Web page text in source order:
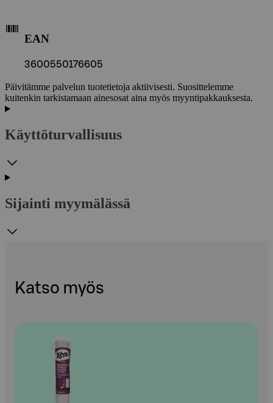
EAN
3600550176605
Päivitämme palvelun tuotetietoja aktiivisesti. Suosittelemme
kuitenkin tarkistamaan ainesosat aina myös myyntipakkauksesta.
Käyttöturvallisuus
Sijainti myymälässä
Katso myös